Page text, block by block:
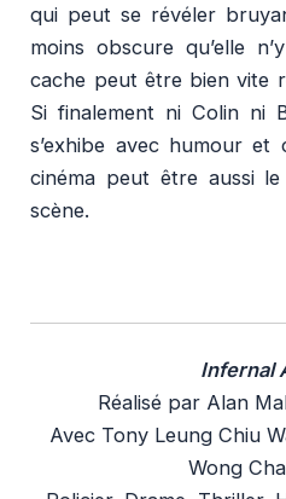
qui peut se révéler
moins obscure qu’elle
cache peut être bien vite
Si finalement ni Colin ni
s’exhibe avec humour et
cinéma peut être aussi
scène.
Infernal
Réalisé par Alan
Avec Tony Leung Chiu
Wong